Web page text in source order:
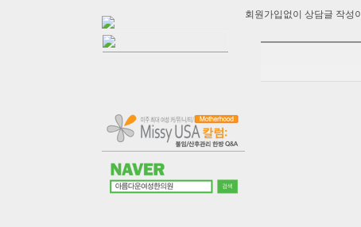
회원가입없이 상담글 작성